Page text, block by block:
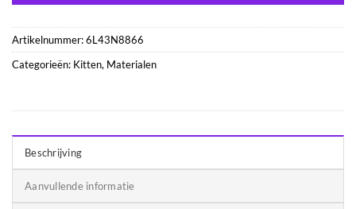
Artikelnummer:6L43N8866
Categorieën: Kitten, Materialen
Beschrijving
Aanvullende informatie